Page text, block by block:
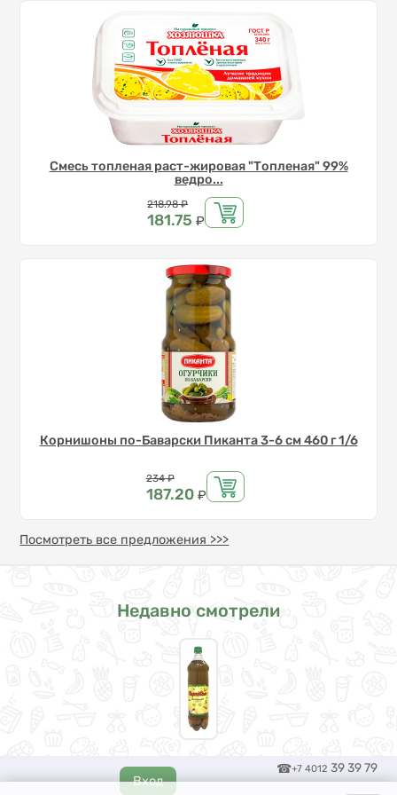
Смесь топленая раст-жировая "Топленая" 99%
ведро...
Цена
218.98 ₽
181.75 ₽
Корнишоны по-Баварски Пиканта 3-6 см 460 г 1/6
Цена
234 ₽
187.20 ₽
Посмотреть все предложения >>>
Недавно смотрели
+7 4012 39 39 79